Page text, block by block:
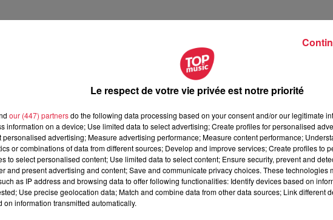
des avantages compétitifs
axé sur la collaboration et l’innovation
montée en compétences
dans votre équipe
dans un environnement stimulant, contactez-nous dès maintenant !
: CONDUCTEUR DE LIGNE (F/H)
Le respect de votre vie privée est notre priorité
our (447) partnersdo the following data processing based on your consent and/or our legitimate
information on a device; Use limited data to select advertising; Create profiles for personalised
personalised advertising; Measure advertising performance; Measure content performance;
or combinations of data from different sources; Develop and improve services; Create profiles to
to select personalised content; Use limited data to select content; Ensure security, prevent and
and present advertising and content; Save and communicate privacy choices. These technologies
as IP address and browsing data to offer following functionalities: Identify devices based on
Use precise geolocation data; Match and combine data from other data sources; Link different
on information transmitted automatically.